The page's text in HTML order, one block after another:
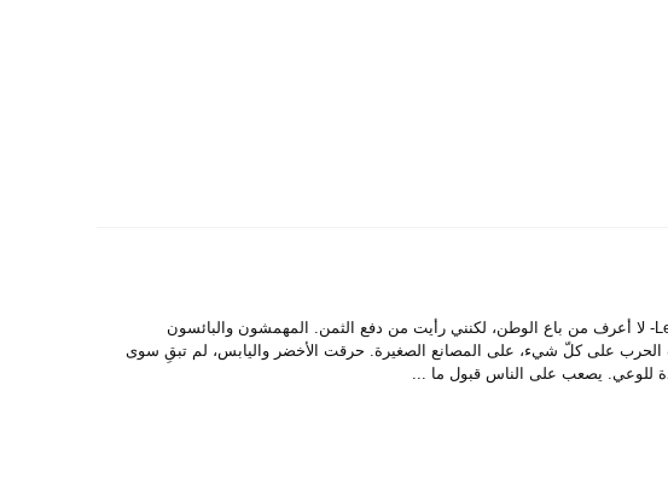
Lebanon On Time- لا أعرف من باع الوطن، لكنني رأيت من دفع الثمن. المهمشون والبائسون
على كلّ شيء، على المصانع الصغيرة. حرقت الأخضر واليابس، لم تبقِ سوى
للوعي. يصعب على الناس قبول ما ...